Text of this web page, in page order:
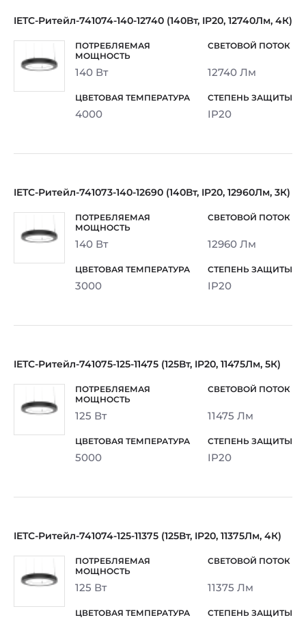
IETC-Ритейл-741074-140-12740 (140Вт, IP20, 12740Лм, 4К)
140 Вт 12740 Лм
4000 IP20
IETC-Ритейл-741073-140-12690 (140Вт, IP20, 12960Лм, 3К)
140 Вт 12960 Лм
3000 IP20
IETC-Ритейл-741075-125-11475 (125Вт, IP20, 11475Лм, 5К)
125 Вт 11475 Лм
5000 IP20
IETC-Ритейл-741074-125-11375 (125Вт, IP20, 11375Лм, 4К)
125 Вт 11375 Лм